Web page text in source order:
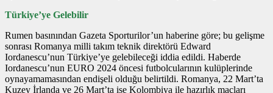
Türkiye’ye Gelebilir
Rumen basınından Gazeta Sporturilor’un haberine göre; bu gelişme
sonrası Romanya milli takım teknik direktörü Edward
Iordanescu’nun Türkiye’ye gelebileceği iddia edildi. Haberde
Iordanescu’nun EURO 2024 öncesi futbolcularının kulüplerinde
oynayamamasından endişeli olduğu belirtildi. Romanya, 22 Mart’ta
Kuzey İrlanda ve 26 Mart’ta ise Kolombiya ile hazırlık maçları